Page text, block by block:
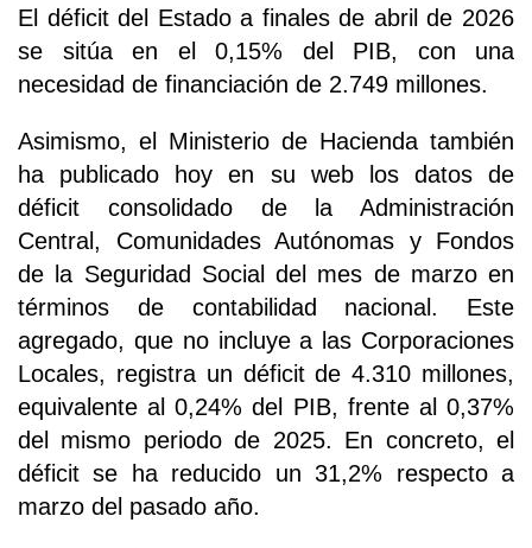
El déficit del Estado a finales de abril de 2026
se sitúa en el 0,15% del PIB, con una
necesidad de financiación de 2.749 millones.
Asimismo, el Ministerio de Hacienda también
ha publicado hoy en su web los datos de
déficit consolidado de la Administración
Central, Comunidades Autónomas y Fondos
de la Seguridad Social del mes de marzo en
términos de contabilidad nacional. Este
agregado, que no incluye a las Corporaciones
Locales, registra un déficit de 4.310 millones,
equivalente al 0,24% del PIB, frente al 0,37%
del mismo periodo de 2025. En concreto, el
déficit se ha reducido un 31,2% respecto a
marzo del pasado año.